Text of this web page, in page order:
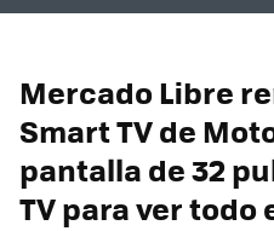
Mercado Libre
Smart TV de
pantalla de 32
TV para ver